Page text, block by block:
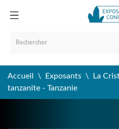
Accueil Exposants La
tanzanite - Tanzanie